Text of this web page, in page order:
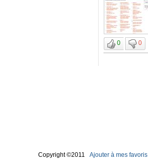
0 0
Copyright ©2011 Ajouter à mes favoris